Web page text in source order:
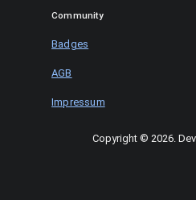
Community
Badges
AGB
Impressum
Copyright © 2026.